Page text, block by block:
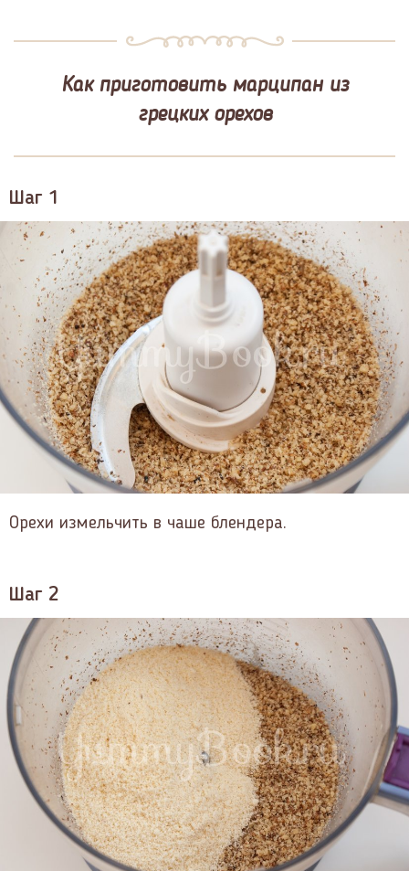
Как приготовить марципан из
грецких орехов
Шаг 1
Орехи измельчить в чаше блендера.
Шаг 2